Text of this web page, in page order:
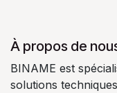
À propos de
BINAME est
solutions